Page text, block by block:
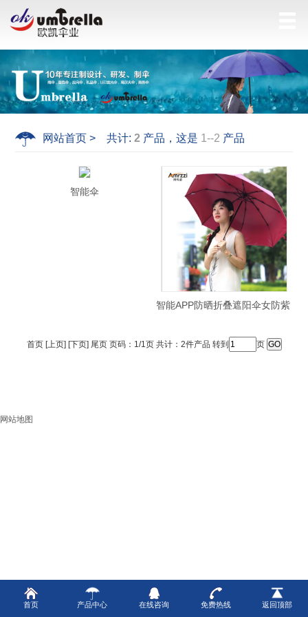
网站首页 > 共计:2 产品，这是 1--2 产品
智能伞
智能APP防晒折叠遮阳伞女防紫
首页 [上页] [下页] 尾页 页码：1/1页 共计：2件产品 转到 页
首页 产品中心 在线咨询 免费热线 返回顶部
网站地图